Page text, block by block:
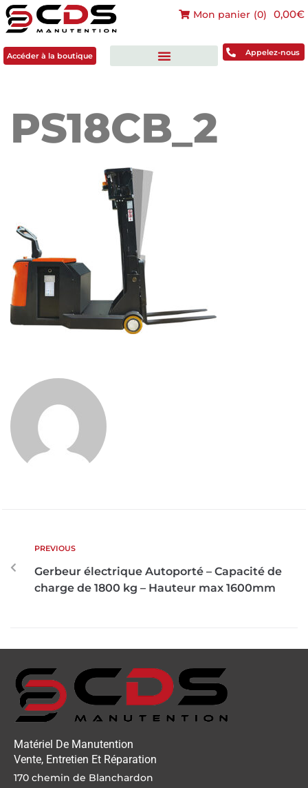
Accéder à la boutique
Mon panier (0) 0,00€
Appelez-nous
PS18CB_2
PREVIOUS
Gerbeur électrique Autoporté – Capacité de
charge de 1800 kg – Hauteur max 1600mm
Matériel De Manutention
Vente, Entretien Et Réparation
170 chemin de Blanchardon